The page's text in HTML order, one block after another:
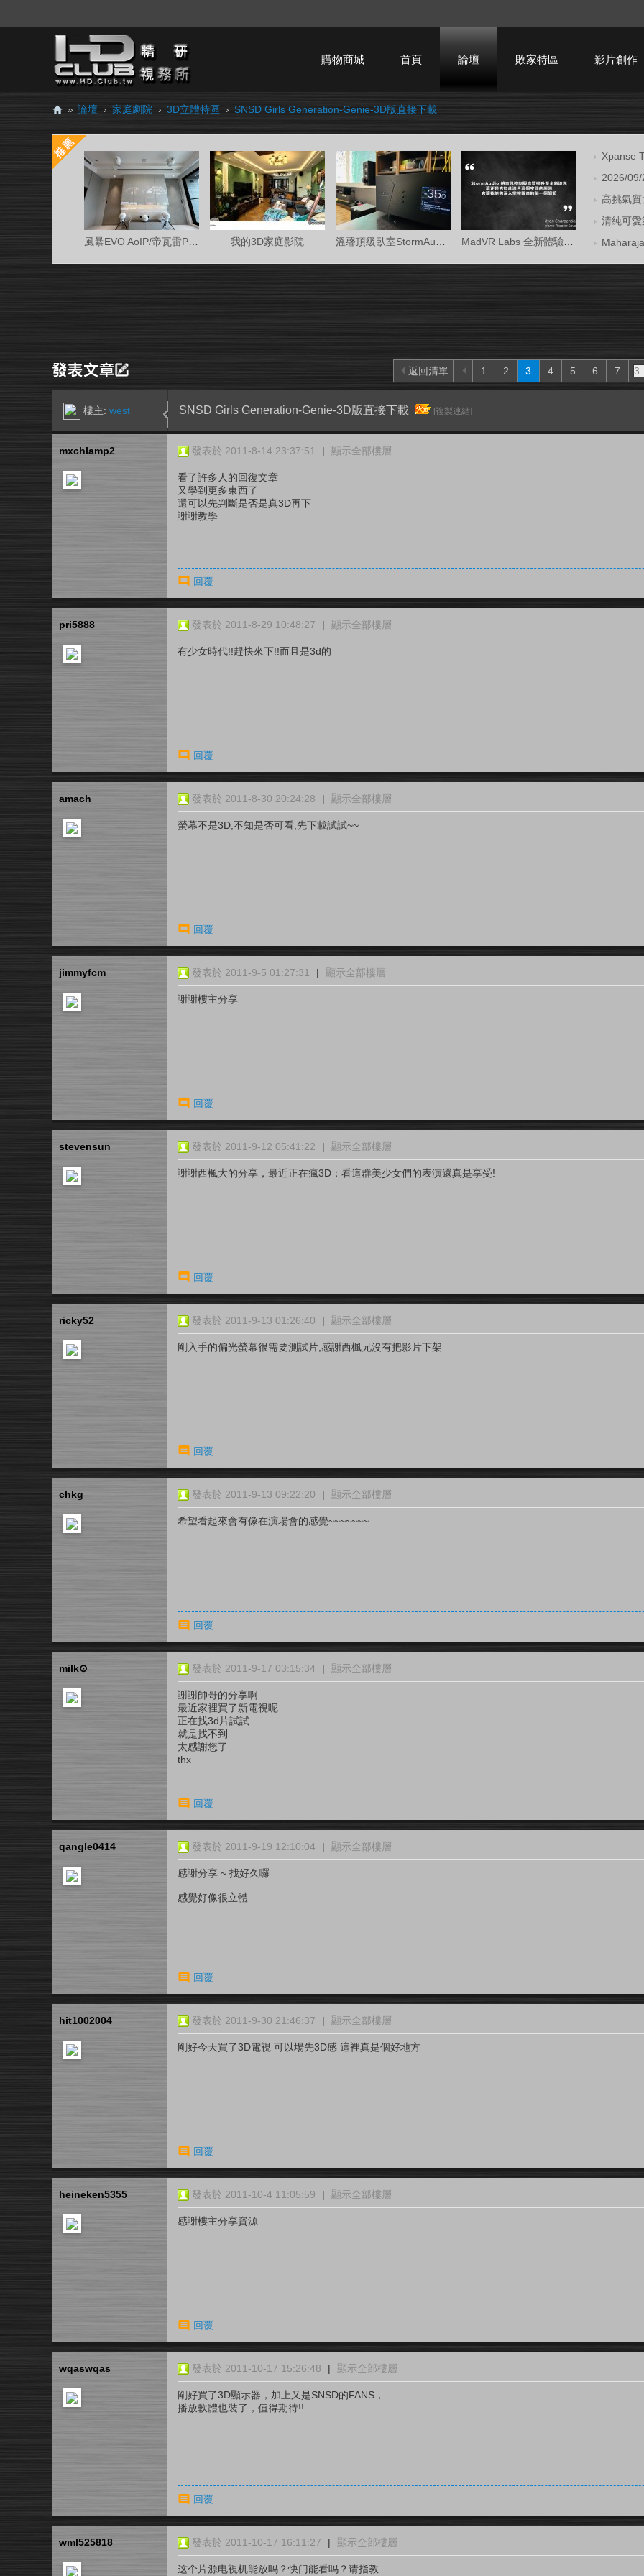
購物商城 首頁 論壇 敗家特區 影片創作
D.
Cl
» 論壇 › 家庭劇院 › 3D立體特區 › SNSD Girls Generation-Genie-3D版直接下載
我的3D家庭影院
Xpanse
2026/
高挑氣
清純可
1 2 3 4 5 6 7
返回清單
樓主: west SNSD Girls Generation-Genie-3D版直接下載 [複製連結]
mxchlamp2 發表於 2011-8-14 23:37:51 | 顯示全部樓層
看了許多人的回復文章
又學到更多東西了
還可以先判斷是否是真3D再下
謝謝教學
回覆
pri5888 發表於 2011-8-29 10:48:27 | 顯示全部樓層
有少女時代!!趕快來下!!而且是3d的
回覆
amach 發表於 2011-8-30 20:24:28 | 顯示全部樓層
螢幕不是3D,不知是否可看,先下載試試~~
回覆
jimmyfcm 發表於 2011-9-5 01:27:31 | 顯示全部樓層
謝謝樓主分享
回覆
stevensun 發表於 2011-9-12 05:41:22 | 顯示全部樓層
謝謝西楓大的分享，最近正在瘋3D；看這群美少女們的表演還真是享受!
回覆
ricky52 發表於 2011-9-13 01:26:40 | 顯示全部樓層
剛入手的偏光螢幕很需要測試片,感謝西楓兄沒有把影片下架
回覆
chkg 發表於 2011-9-13 09:22:20 | 顯示全部樓層
希望看起來會有像在演場會的感覺~~~~~~~
回覆
milk⊙ 發表於 2011-9-17 03:15:34 | 顯示全部樓層
謝謝帥哥的分享啊
最近家裡買了新電視呢
正在找3d片試試
就是找不到
太感謝您了
thx
回覆
qangle0414 發表於 2011-9-19 12:10:04 | 顯示全部樓層
感謝分享 ~ 找好久囉
感覺好像很立體
回覆
hit1002004 發表於 2011-9-30 21:46:37 | 顯示全部樓層
剛好今天買了3D電視 可以場先3D感 這裡真是個好地方
回覆
heineken5355 發表於 2011-10-4 11:05:59 | 顯示全部樓層
感謝樓主分享資源
回覆
wqaswqas 發表於 2011-10-17 15:26:48 | 顯示全部樓層
剛好買了3D顯示器，加上又是SNSD的FANS，
播放軟體也裝了，值得期待!!
回覆
wml525818 發表於 2011-10-17 16:11:27 | 顯示全部樓層
这个片源电視机能放吗？快门能看吗？请指教……